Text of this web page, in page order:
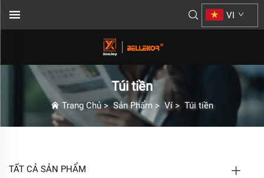
VI
Túi tiền
Trang Chủ > Sản Phẩm >Ví > Túi tiền
TẤT CẢ SẢN PHẨM